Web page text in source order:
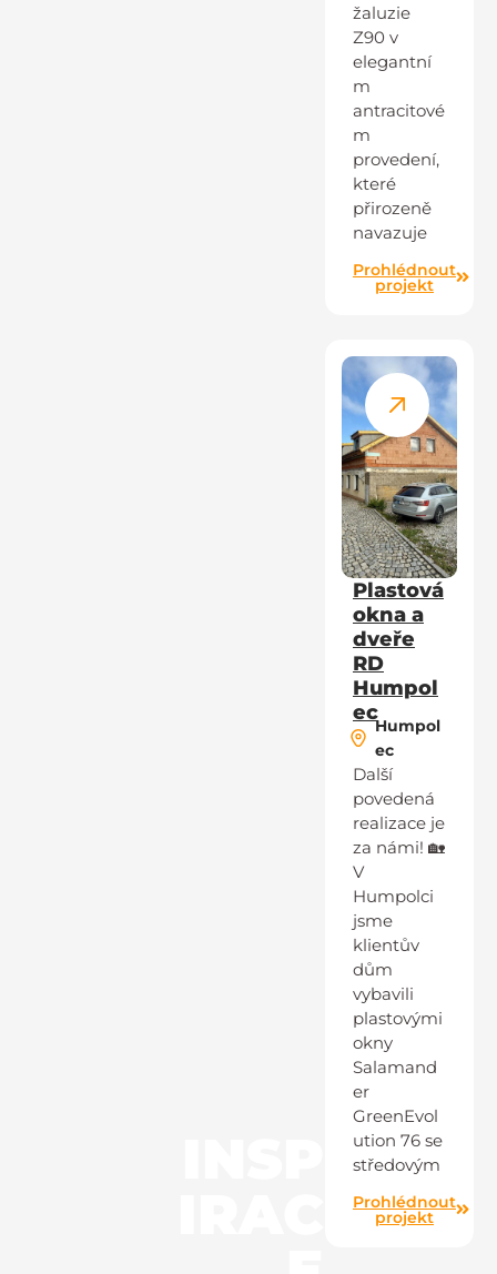
žaluzie
Z90 v
elegantní
m
antracitové
m
provedení,
které
přirozeně
navazuje
Prohlédnout
projekt
Plastová
okna a
dveře
RD
Humpol
ec
Humpol
ec
Další
povedená
realizace je
za námi! 🏡
V
Humpolci
jsme
klientův
dům
vybavili
plastovými
okny
Salamand
er
GreenEvol
ution 76 se
středovým
Prohlédnout
projekt